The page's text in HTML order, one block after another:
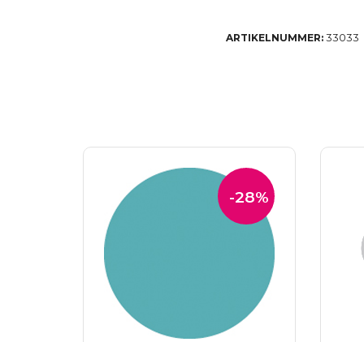
ARTIKELNUMMER: 33033
-28%